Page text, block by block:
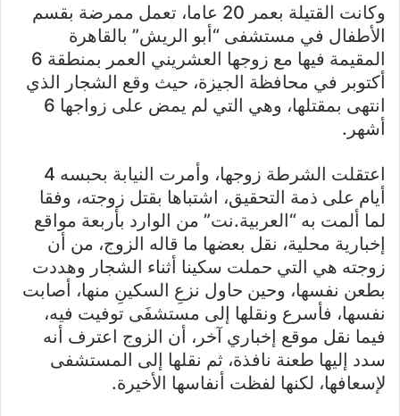
وكانت القتيلة بعمر 20 عاما، تعمل ممرضة بقسم
الأطفال في مستشفى “أبو الريش” بالقاهرة
المقيمة فيها مع زوجها العشريني العمر بمنطقة 6
أكتوبر في محافظة الجيزة، حيث وقع الشجار الذي
انتهى بمقتلها، وهي التي لم يمض على زواجها 6
أشهر.
اعتقلت الشرطة زوجها، وأمرت النيابة بحبسه 4
أيام على ذمة التحقيق، اشتباها بقتل زوجته، وفقا
لما ألمت به “العربية.نت” من الوارد بأربعة مواقع
إخبارية محلية، نقل بعضها ما قاله الزوج، من أن
زوجته هي التي حملت سكينا أثناء الشجار وهددت
بطعن نفسها، وحين حاول نزعِ السكينِ منها، أصابت
نفسها، فأسرع ونقلها إلى مستشفَى توفيت فيه،
فيما نقل موقع إخباري آخر، أن الزوج اعترف أنه
سدد إليها طعنة نافذة، ثم نقلها إلى المستشفى
لإسعافها، لكنها لفظت أنفاسها الأخيرة.